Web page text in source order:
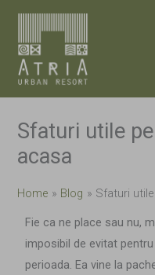
content
Sfaturi utile
acasa
Home Blog Sfaturi
Fie ca ne place sau nu,
imposibil de evitat
perioada. Ea vine la